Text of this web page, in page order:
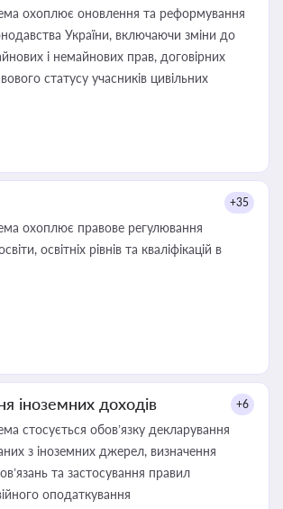
охоплює оновлення та реформування
України, включаючи зміни до
і немайнових прав, договірних
статусу учасників цивільних
+35
охоплює правове регулювання
освітніх рівнів та кваліфікацій в
іноземних доходів +6
стосується обов’язку декларування
з іноземних джерел, визначення
та застосування правил
оподаткування